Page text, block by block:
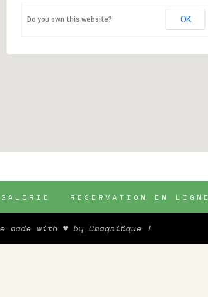
Do you own this website? OK
GALERIE RÉSERVATION EN LIGNE
made with ♥ byCmagnifique !